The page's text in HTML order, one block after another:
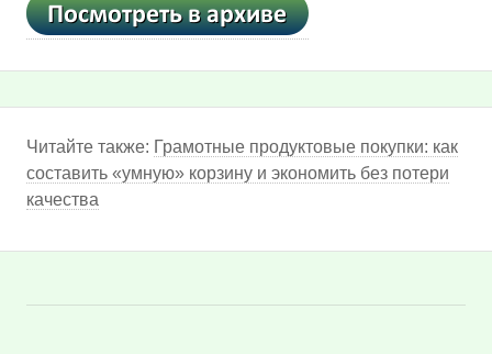
Читайте также: Грамотные продуктовые покупки: как
составить «умную» корзину и экономить без потери
качества